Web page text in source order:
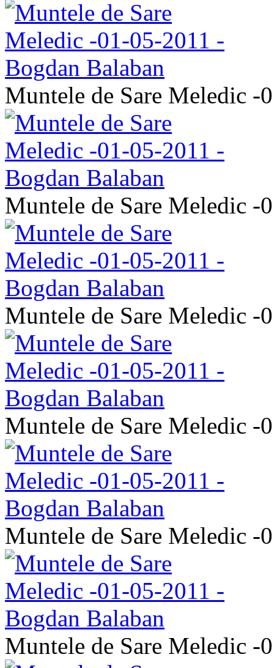
Muntele de Sare Meledic -
Muntele de Sare Meledic -
Muntele de Sare Meledic -
Muntele de Sare Meledic -
Muntele de Sare Meledic -
Muntele de Sare Meledic -